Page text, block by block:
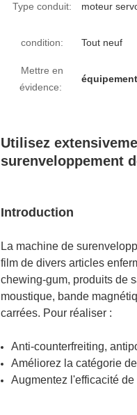
Type conduit: moteur
condition: Tout neuf
Mettre en
évidence:
Utilisez
surenveloppement
Introduction
La machine de
film de divers articles
chewing-gum, produits de
moustique, bande
carrées. Pour réaliser :
Anti-counterfreiting,
Améliorez la catégorie
Augmentez l'efficacité